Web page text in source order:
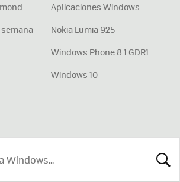
Aplicaciones Windows
Nokia Lumia 925
Windows Phone 8.1 GDR1
Windows 10